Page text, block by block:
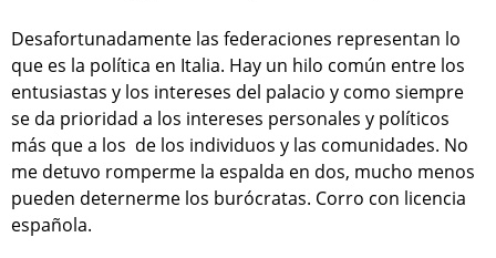
Desafortunadamente las federaciones representan lo
que es la política en Italia. Hay un hilo común entre los
entusiastas y los intereses del palacio y como siempre
se da prioridad a los intereses personales y políticos
más que a los de los individuos y las comunidades. No
me detuvo romperme la espalda en dos, mucho menos
pueden deternerme los burócratas. Corro con licencia
española.